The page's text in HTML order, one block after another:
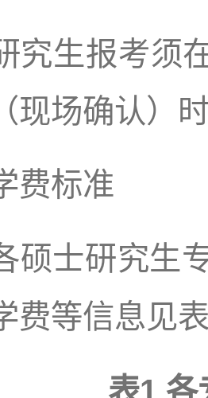
究生报考须
现场确认）
费标准
硕士研究生
费等信息见